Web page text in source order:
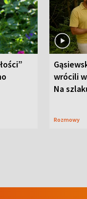
wrócili
Na
Rozmowy